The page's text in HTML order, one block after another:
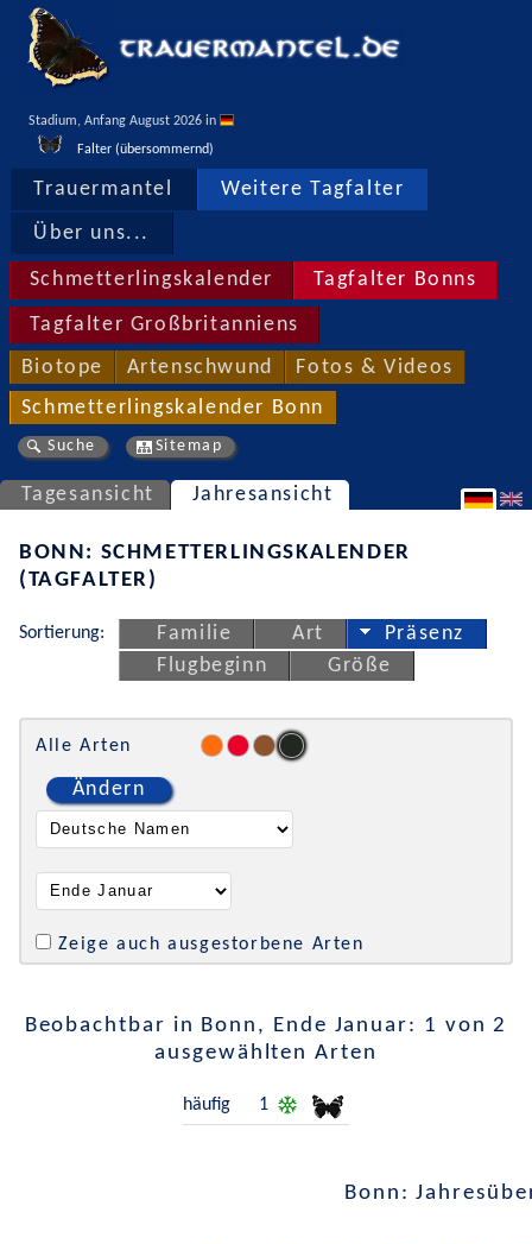
Stadium, Anfang August 2026 in
Falter (übersommernd)
Trauermantel Weitere Tagfalter
Über uns...
Schmetterlingskalender Tagfalter Bonns
Tagfalter Großbritanniens
Biotope Artenschwund Fotos & Videos
Schmetterlingskalender Bonn
Suche Sitemap
Tagesansicht Jahresansicht
BONN: SCHMETTERLINGSKALENDER
(TAGFALTER)
Sortierung: Familie Art
Präsenz
Flugbeginn
Größe
Alle Arten
Ändern
Zeige auch ausgestorbene Arten
Beobachtbar in Bonn, Ende Januar: 1 von 2
ausgewählten Arten
häufig 1
Bonn: